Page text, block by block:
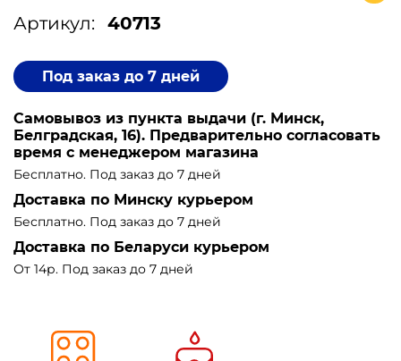
Артикул: 40713
Под заказ до 7 дней
Самовывоз из пункта выдачи (г. Минск,
Белградская, 16). Предварительно согласовать
время с менеджером магазина
Бесплатно. Под заказ до 7 дней
Доставка по Минску курьером
Бесплатно. Под заказ до 7 дней
Доставка по Беларуси курьером
От 14р. Под заказ до 7 дней